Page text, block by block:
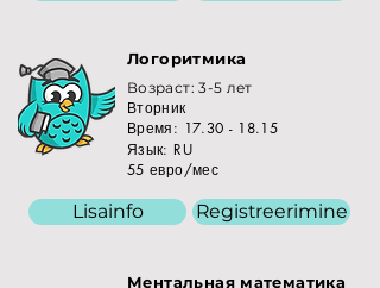
Логоритмика
Возраст: 3-5 лет
Вторник
Время: 17.30 - 18.15
Язык: RU
55 евро/мес
Lisainfo Registreerimine
Ментальная математика